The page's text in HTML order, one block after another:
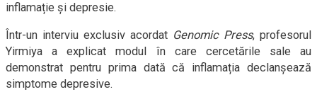
inflamație și depresie.
Într-un interviu exclusiv acordat Genomic Press, profesorul
Yirmiya a explicat modul în care cercetările sale au
demonstrat pentru prima dată că inflamația declanșează
simptome depresive.